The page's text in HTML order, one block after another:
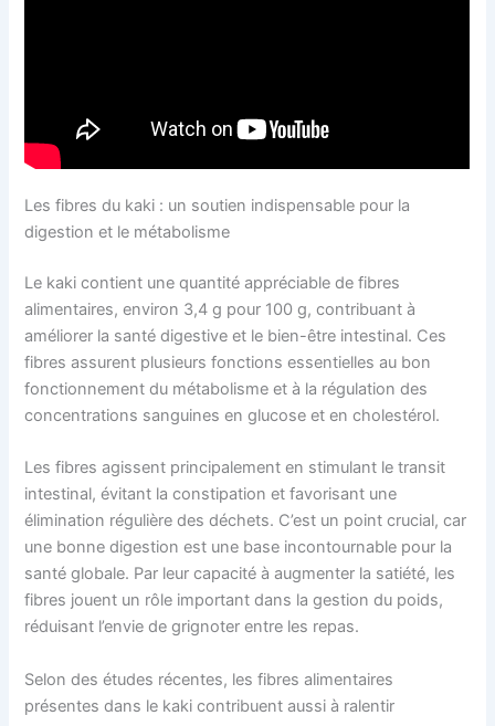
Les fibres du kaki : un soutien indispensable pour la
digestion et le métabolisme
Le kaki contient une quantité appréciable de fibres
alimentaires, environ 3,4 g pour 100 g, contribuant à
améliorer la santé digestive et le bien-être intestinal. Ces
fibres assurent plusieurs fonctions essentielles au bon
fonctionnement du métabolisme et à la régulation des
concentrations sanguines en glucose et en cholestérol.
Les fibres agissent principalement en stimulant le transit
intestinal, évitant la constipation et favorisant une
élimination régulière des déchets. C’est un point crucial, car
une bonne digestion est une base incontournable pour la
santé globale. Par leur capacité à augmenter la satiété, les
fibres jouent un rôle important dans la gestion du poids,
réduisant l’envie de grignoter entre les repas.
Selon des études récentes, les fibres alimentaires
présentes dans le kaki contribuent aussi à ralentir